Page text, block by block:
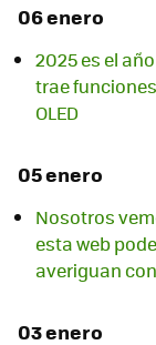
06 enero
2025 es el
trae
OLED
05 enero
Nosotros
esta web
averiguan
03 enero